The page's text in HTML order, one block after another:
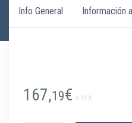
Info General Información
167,19€ + IVA